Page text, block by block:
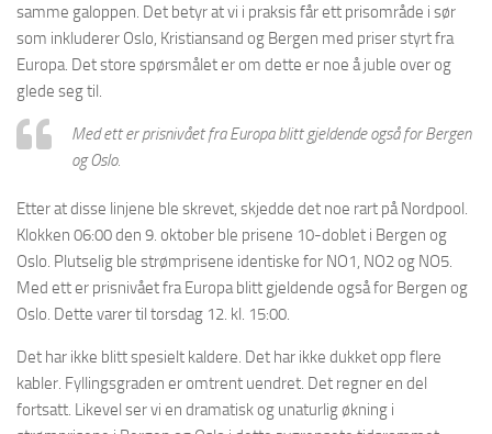
samme galoppen. Det betyr at vi i praksis får ett prisområde i sør
som inkluderer Oslo, Kristiansand og Bergen med priser styrt fra
Europa. Det store spørsmålet er om dette er noe å juble over og
glede seg til.
Med ett er prisnivået fra Europa blitt gjeldende også for Bergen
og Oslo.
Etter at disse linjene ble skrevet, skjedde det noe rart på Nordpool.
Klokken 06:00 den 9. oktober ble prisene 10-doblet i Bergen og
Oslo. Plutselig ble strømprisene identiske for NO1, NO2 og NO5.
Med ett er prisnivået fra Europa blitt gjeldende også for Bergen og
Oslo. Dette varer til torsdag 12. kl. 15:00.
Det har ikke blitt spesielt kaldere. Det har ikke dukket opp flere
kabler. Fyllingsgraden er omtrent uendret. Det regner en del
fortsatt. Likevel ser vi en dramatisk og unaturlig økning i